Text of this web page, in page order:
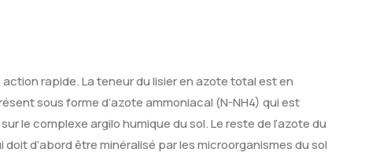
rapide. La teneur du lisier en azote total est en
sous forme d’azote ammoniacal (N-NH4) qui est
le complexe argilo humique du sol. Le reste de l’azote du
d’abord être minéralisé par les microorganismes du sol